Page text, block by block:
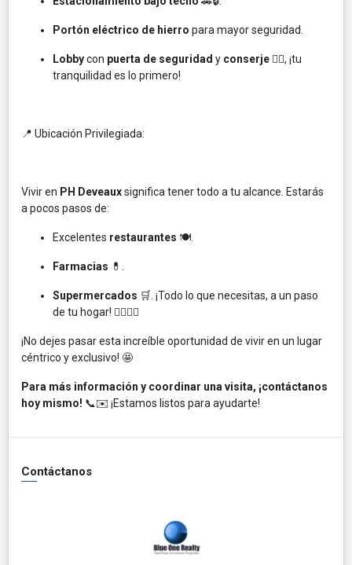
Portón eléctrico de hierro para mayor seguridad.
Lobbycon puerta de seguridad y conserje 🧑‍✈️, ¡tu
tranquilidad es lo primero!
📍 Ubicación Privilegiada:
Vivir en PH Deveauxsignifica tener todo a tu alcance. Estarás
a pocos pasos de:
Excelentes restaurantes 🍽️.
Farmacias 💊.
Supermercados 🛒. ¡Todo lo que necesitas, a un paso
de tu hogar! 🚶‍♀️🚶‍♂️
¡No dejes pasar esta increíble oportunidad de vivir en un lugar
céntrico y exclusivo! 🤩
Para más información y coordinar una visita, ¡contáctanos
hoy mismo! 📞✉️ ¡Estamos listos para ayudarte!
Contáctanos